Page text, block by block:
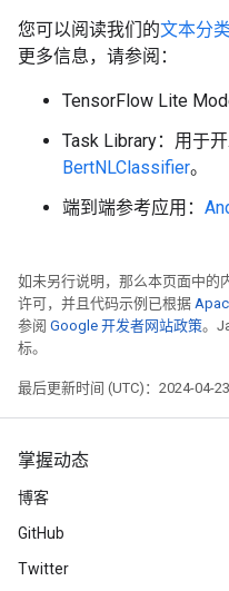
您可以阅读我们的文本分类
更多信息，请参阅：
TensorFlow Lite
Task Library：用于
BertNLClassifier。
端到端参考应用：
如未另行说明，那么本页面中的
许可，并且代码示例已根据
参阅 Google 开发者网站政策。
标。
最后更新时间 (UTC)：2024-04-23
掌握动态
博客
GitHub
Twitter